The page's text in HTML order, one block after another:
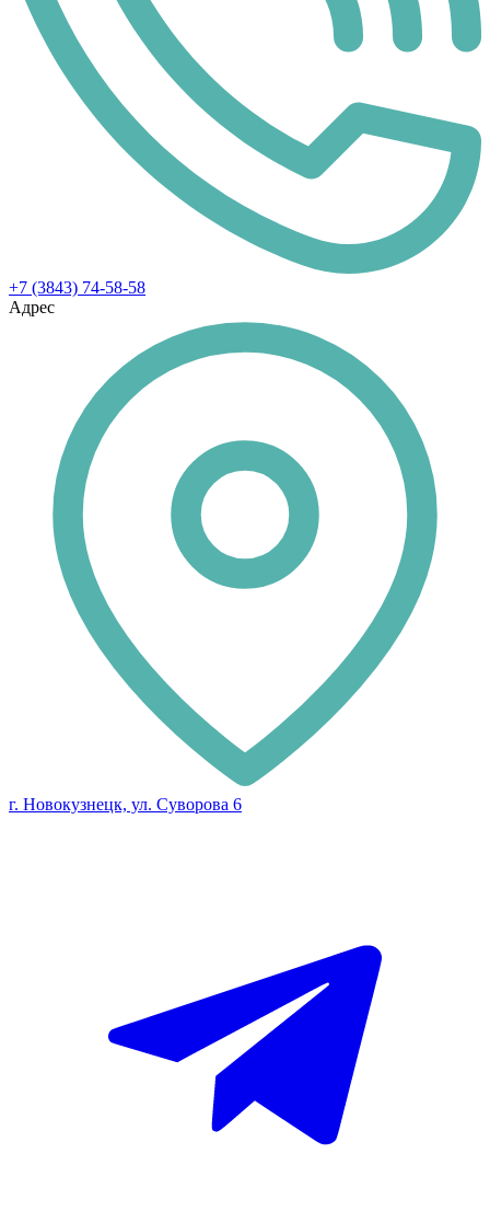
+7 (3843) 74-58-58
Адрес
г. Новокузнецк, ул. Суворова 6